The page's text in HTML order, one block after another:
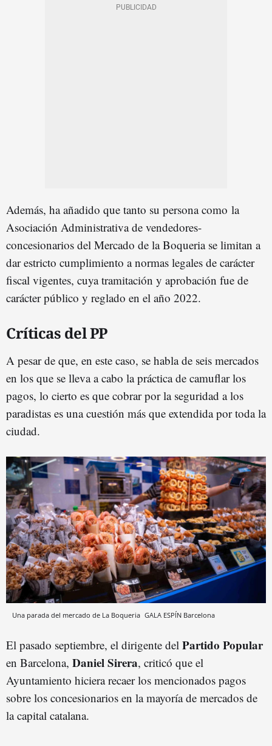
Además, ha añadido que tanto su persona como la
Asociación Administrativa de vendedores-
concesionarios del Mercado de la Boqueria se limitan a
dar estricto cumplimiento a normas legales de carácter
fiscal vigentes, cuya tramitación y aprobación fue de
carácter público y reglado en el año 2022.
Críticas del PP
A pesar de que, en este caso, se habla de seis mercados
en los que se lleva a cabo la práctica de camuflar los
pagos, lo cierto es que cobrar por la seguridad a los
paradistas es una cuestión más que extendida por toda la
ciudad.
Una parada del mercado de La Boqueria GALA ESPÍN Barcelona
El pasado septiembre, el dirigente del Partido Popular
en Barcelona, Daniel Sirera, criticó que el
Ayuntamiento hiciera recaer los mencionados pagos
sobre los concesionarios en la mayoría de mercados de
la capital catalana.